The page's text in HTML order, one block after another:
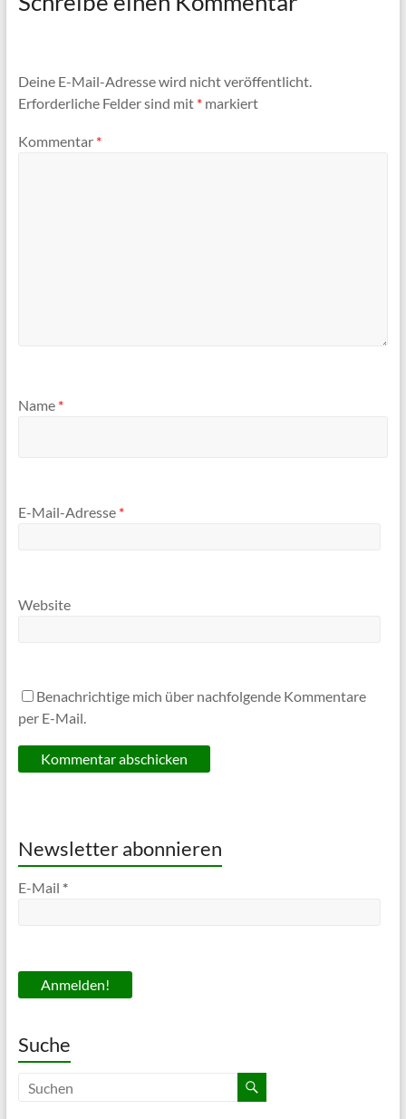
Deine E-Mail-Adresse wird nicht veröffentlicht.
Erforderliche Felder sind mit *markiert
Kommentar *
Name *
E-Mail-Adresse *
Website
Benachrichtige mich über nachfolgende Kommentare
per E-Mail.
Newsletter abonnieren
E-Mail *
Suche